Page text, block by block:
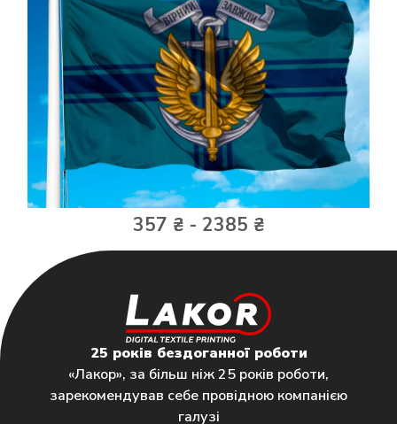
357 ₴ - 2385 ₴
25 років бездоганної роботи
«Лакор», за більш ніж 25 років роботи,
зарекомендував себе провідною компанією
галузі